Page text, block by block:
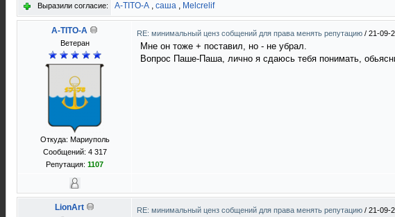
Выразили согласие: A-TITO-A , саша , Melcrelif
A-TITO-A
Ветеран
Откуда: Мариуполь
Сообщений: 4 317
Репутация: 1107
RE: минимальный ценз собщений для права менять репутацию / 21-09-
Мне он тоже + поставил, но - не убрал.
Вопрос Паше-Паша, лично я сдаюсь тебя понимать,
LionArt RE: минимальный ценз собщений для права менять репутацию / 21-09-